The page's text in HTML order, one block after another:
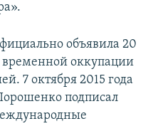
объявила 20
временной оккупации
7 октября 2015 года
подписал